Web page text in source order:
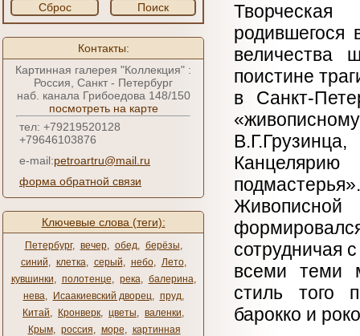
Сброс Поиск
Контакты:
Картинная галерея "Коллекция" :
Россия, Санкт - Петербург
наб. канала Грибоедова 148/150
посмотреть на карте
тел: +79219520128
+79646103876
e-mail:petroartru@mail.ru
форма обратной связи
Ключевые слова (теги):
Петербург, вечер, обед, берёзы,
синий, клетка, серый, небо, Лето,
кувшинки, полотенце, река, балерина,
нева, Исаакиевский дворец, пруд,
Китай, Кронверк, цветы, валенки,
Крым, россия, море, картинная
Творческая
родившегося
величества
поистине
в Санкт-
сотрудничая
всеми теми
стиль того
барокко и